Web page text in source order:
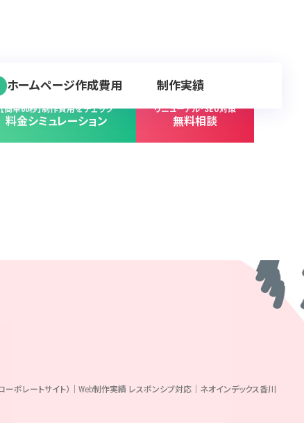
【簡単60秒】制作費用をチェック
料金シミュレーション
リニューアル･SEO対策
無料相談
ホームページ作成費用 制作実績
ーポレートサイト）｜Web制作実績 レスポンシブ対応｜ネオインデックス香川